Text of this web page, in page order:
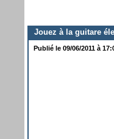
Jouez à la guitare
Publié le 09/06/2011 à